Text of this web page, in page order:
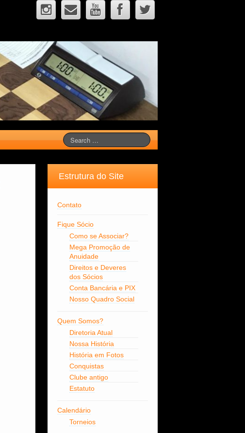
Estrutura do Site
Contato
Fique Sócio
Como se Associar?
Mega Promoção de
Anuidade
Direitos e Deveres
dos Sócios
Conta Bancária e PIX
Nosso Quadro Social
Quem Somos?
Diretoria Atual
Nossa História
História em Fotos
Conquistas
Clube antigo
Estatuto
Calendário
Torneios